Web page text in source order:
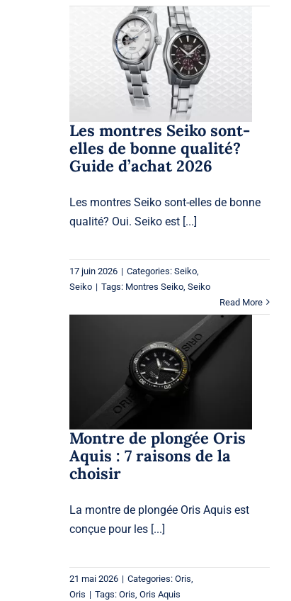
Les montres Seiko sont-
elles de bonne qualité?
Guide d’achat 2026
Seiko Seiko
Les montres Seiko sont-
elles de bonne qualité?
Guide d’achat 2026
Les montres Seiko sont-elles de bonne
qualité? Oui. Seiko est [...]
17 juin 2026 | Categories:Seiko
Seiko | Tags: Montres Seiko ,Seiko
Read More
Montre de plongée Oris
Aquis : 7 raisons de la
choisir
Montre de plongée Oris
Aquis : 7 raisons de la
choisir
La montre de plongée Oris Aquis est
conçue pour les [...]
21 mai 2026 | Categories:Oris,
Oris | Tags:Oris,Oris Aquis